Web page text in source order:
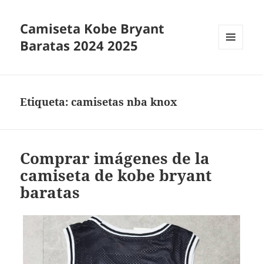
Camiseta Kobe Bryant
Baratas 2024 2025
Etiqueta:camisetas nba knox
Comprar imágenes de la
camiseta de kobe bryant
baratas